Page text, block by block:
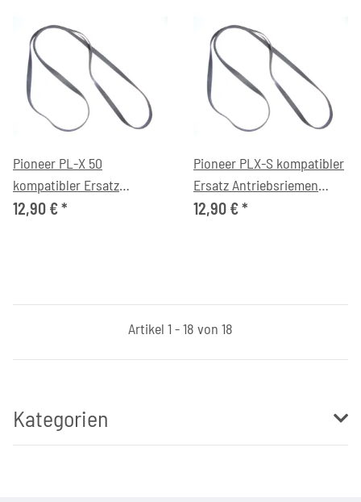
Pioneer PL-X 50
kompatibler Ersatz
Antriebsriemen flach
12,90 €*
Pioneer PLX-S kompatibler
Ersatz Antriebsriemen
flach
12,90 €*
Artikel 1 - 18 von 18
Kategorien